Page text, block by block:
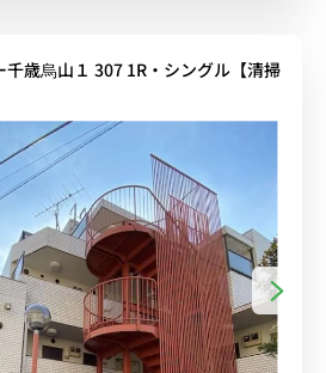
歳烏山１ 307 1R・シングル【清掃